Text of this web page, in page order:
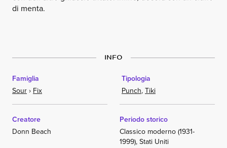
di menta.
INFO
Famiglia
Sour› Fix
Tipologia
Punch,Tiki
Creatore
Donn Beach
Periodo storico
Classico moderno (1931-
1999), Stati Uniti